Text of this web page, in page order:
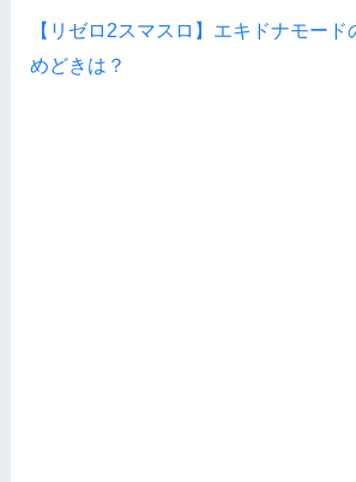
【リゼロ2スマスロ】エキドナモー
めどきは？